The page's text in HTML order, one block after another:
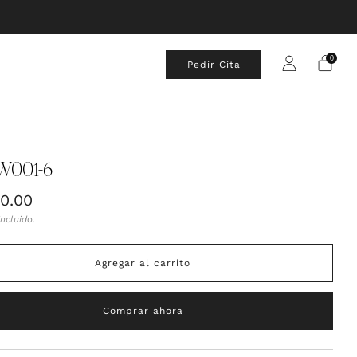
Pedir Cita
0
6
Agregar al carrito
Comprar ahora